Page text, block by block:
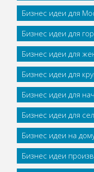
Бизнес идеи для
Бизнес идеи для
Бизнес идеи для
Бизнес идеи для
Бизнес идеи для
Бизнес идеи для
Бизнес идеи на
Бизнес идеи